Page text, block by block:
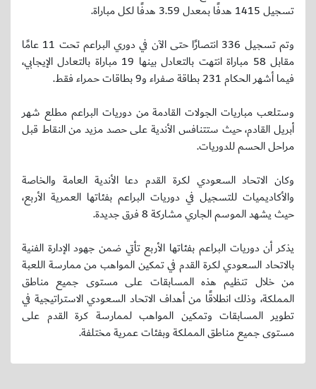
تسجيل 1415 هدفًا بمعدل 3.59 هدفًا لكل مباراة.
وتم تسجيل 336 انتصارًا حتى الآن في دوري البراعم تحت 11 عامًا
مقابل 58 مباراة انتهت بالتعادل بينها 19 مباراة بالتعادل الإيجابي،
فيما أشهر الحكام 231 بطاقة صفراء و9 بطاقات حمراء فقط.
وستلعب مباريات الجولات القادمة من دوريات البراعم مطلع شهر
أبريل القادم، حيث ستتنافس الأندية على حصد مزيد من النقاط قبل
مراحل الحسم للدوريات.
وكان الاتحاد السعودي لكرة القدم دعا الأندية العامة والخاصة
والأكاديميات للتسجيل في دوريات البراعم بفئاتها العمرية الأربع،
حيث يشهد الموسم الجاري مشاركة 8 فرق جديدة.
يذكر أن دوريات البراعم بفئاتها الأربع تأتي ضمن جهود الإدارة الفنية
بالاتحاد السعودي لكرة القدم في تمكين المواهب من ممارسة اللعبة
من خلال تنظيم هذه المسابقات على مستوى جميع مناطق
المملكة، وذلك انطلاقًا من أهداف الاتحاد السعودي الاستراتيجية في
تطوير المسابقات وتمكين المواهب لممارسة كرة القدم على
مستوى جميع مناطق المملكة وبفئات عمرية مختلفة.